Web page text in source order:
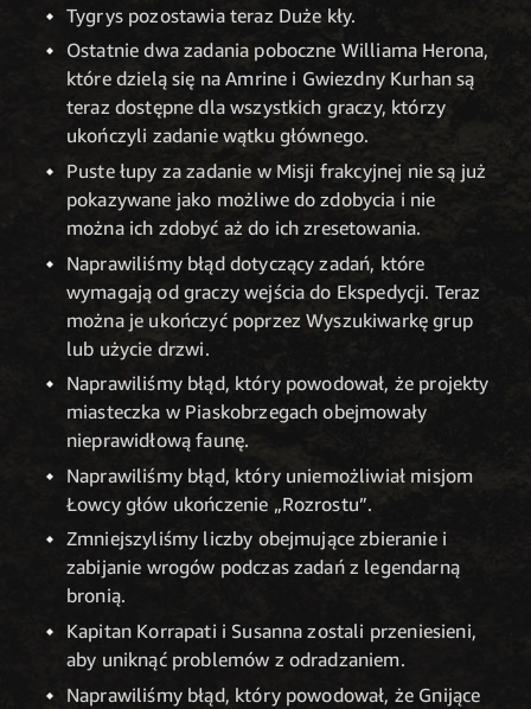
Tygrys pozostawia teraz Duże kły.
Ostatnie dwa zadania poboczne Williama Herona,
które dzielą się na Amrine i Gwiezdny Kurhan są
teraz dostępne dla wszystkich graczy, którzy
ukończyli zadanie wątku głównego.
Puste łupy za zadanie w Misji frakcyjnej nie są już
pokazywane jako możliwe do zdobycia i nie
można ich zdobyć aż do ich zresetowania.
Naprawiliśmy błąd dotyczący zadań, które
wymagają od graczy wejścia do Ekspedycji. Teraz
można je ukończyć poprzez Wyszukiwarkę grup
lub użycie drzwi.
Naprawiliśmy błąd, który powodował, że projekty
miasteczka w Piaskobrzegach obejmowały
nieprawidłową faunę.
Naprawiliśmy błąd, który uniemożliwiał misjom
Łowcy głów ukończenie „Rozrostu”.
Zmniejszyliśmy liczby obejmujące zbieranie i
zabijanie wrogów podczas zadań z legendarną
bronią.
Kapitan Korrapati i Susanna zostali przeniesieni,
aby uniknąć problemów z odradzaniem.
Naprawiliśmy błąd, który powodował, że Gnijące